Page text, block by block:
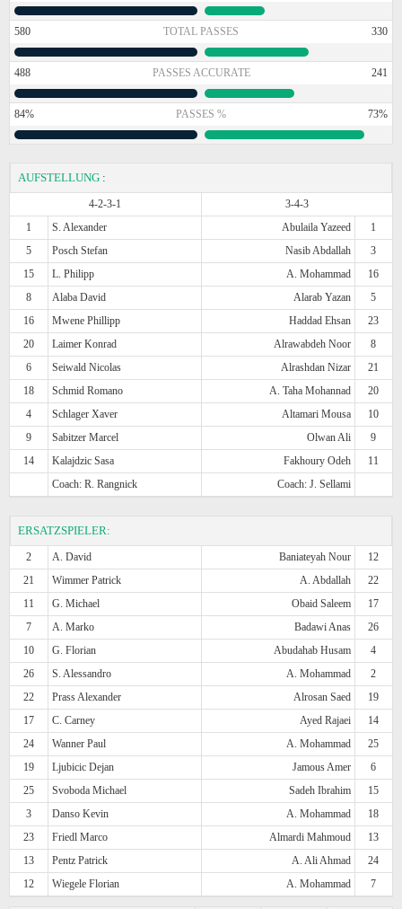
580 TOTAL PASSES 330
488 PASSES ACCURATE 241
84% PASSES % 73%
AUFSTELLUNG :
4-2-3-1
3-4-3
1
S. Alexander Abulaila Yazeed
1
5
Posch Stefan Nasib Abdallah
3
15
L. Philipp A. Mohammad
16
8
Alaba David Alarab Yazan
5
16
Mwene Phillipp Haddad Ehsan
23
20
Laimer Konrad Alrawabdeh Noor
8
6
Seiwald Nicolas Alrashdan Nizar
21
18
Schmid Romano A. Taha Mohannad
20
4
Schlager Xaver Altamari Mousa
10
9
Sabitzer Marcel Olwan Ali
9
14
Kalajdzic Sasa Fakhoury Odeh
11
Coach: R. Rangnick
Coach: J. Sellami
ERSATZSPIELER:
2 A. David Baniateyah Nour
12
21
Wimmer Patrick A. Abdallah
22
11
G. Michael Obaid Saleem
17
7
A. Marko Badawi Anas
26
10
G. Florian Abudahab Husam
4
26
S. Alessandro A. Mohammad
2
22
Prass Alexander Alrosan Saed
19
17
C. Carney Ayed Rajaei
14
24
Wanner Paul A. Mohammad
25
19
Ljubicic Dejan Jamous Amer
6
25
Svoboda Michael Sadeh Ibrahim
15
3
Danso Kevin A. Mohammad
18
23
Friedl Marco Almardi Mahmoud
13
13
Pentz Patrick A. Ali Ahmad
24
12
Wiegele Florian A. Mohammad 7